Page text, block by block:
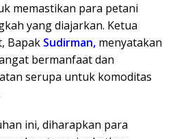
memastikan para petani
yang diajarkan. Ketua
Bapak Sudirman, menyatakan
bermanfaat dan
serupa untuk komoditas
ini, diharapkan para